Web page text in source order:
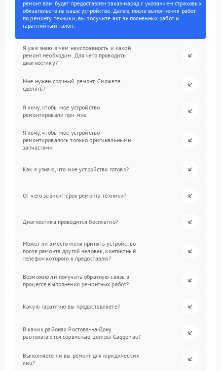
ремонт вам будет предоставлен заказ-наряд с указанием страховых
обязательств на ваше устройство. Далее, после выполнения работ
по ремонту техники, вы получите акт выполненных работ и
гарантийный талон.
Я уже знаю в чем неисправность и какой
ремонт необходим. Для чего проводить
диагностику?
Мне нужен срочный ремонт. Сможете
сделать?
Я хочу, чтобы мое устройство
ремонтировали при мне.
Я хочу, чтобы мое устройство
ремонтировалось только оригинальными
запчастями.
Как я узнаю, что мое устройство готово?
От чего зависит срок ремонта техники?
Диагностика проводится бесплатно?
Может ли вместо меня принять устройство
после ремонта другой человек, контактный
телефон которого я предоставлю?
Возможно ли получать обратную связь в
процессе выполнения ремонтных работ?
Какую гарантию вы предоставляете?
В каких районах Ростова-на-Дону
располагаются сервисные центры Gaggenau?
Выполняете ли вы ремонт для юридических
лиц?